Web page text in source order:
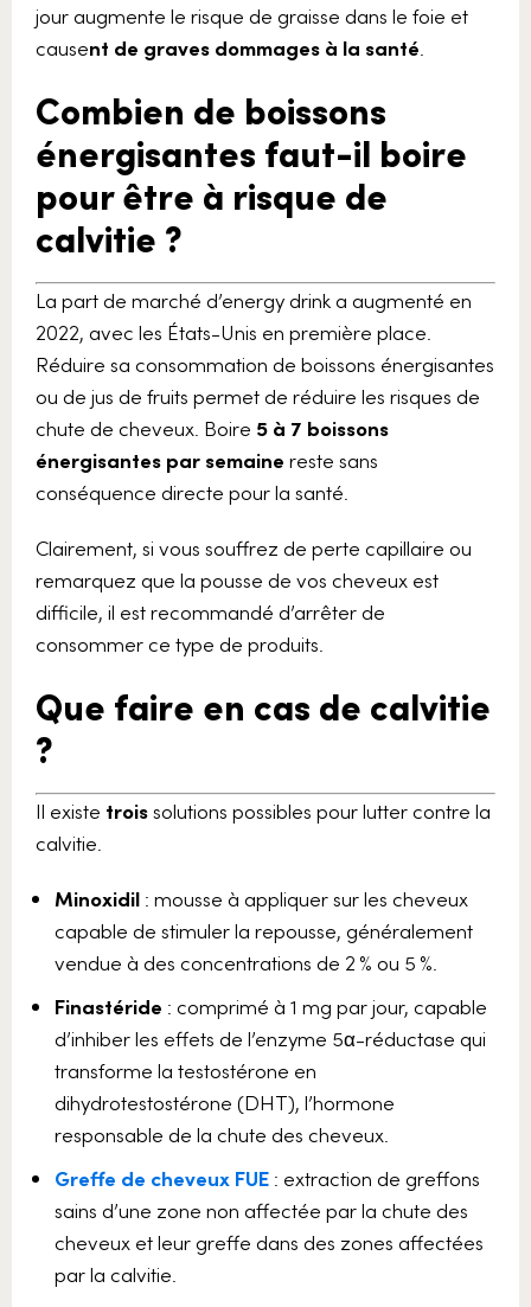
jour augmente le risque de graisse dans le foie et
causent de graves dommages à la santé.
Combien de boissons
énergisantes faut-il boire
pour être à risque de
calvitie ?
La part de marché d’energy drink a augmenté en
2022, avec les États-Unis en première place.
Réduire sa consommation de boissons énergisantes
ou de jus de fruits permet de réduire les risques de
chute de cheveux. Boire 5 à 7 boissons
énergisantes par semaine reste sans
conséquence directe pour la santé.
Clairement, si vous souffrez de perte capillaire ou
remarquez que la pousse de vos cheveux est
difficile, il est recommandé d’arrêter de
consommer ce type de produits.
Que faire en cas de calvitie
?
Il existe troissolutions possibles pour lutter contre la
calvitie.
Minoxidil : mousse à appliquer sur les cheveux
capable de stimuler la repousse, généralement
vendue à des concentrations de 2 % ou 5 %.
Finastéride : comprimé à 1 mg par jour, capable
d’inhiber les effets de l’enzyme 5α-réductase qui
transforme la testostérone en
dihydrotestostérone (DHT), l’hormone
responsable de la chute des cheveux.
Greffe de cheveux FUE : extraction de greffons
sains d’une zone non affectée par la chute des
cheveux et leur greffe dans des zones affectées
par la calvitie.